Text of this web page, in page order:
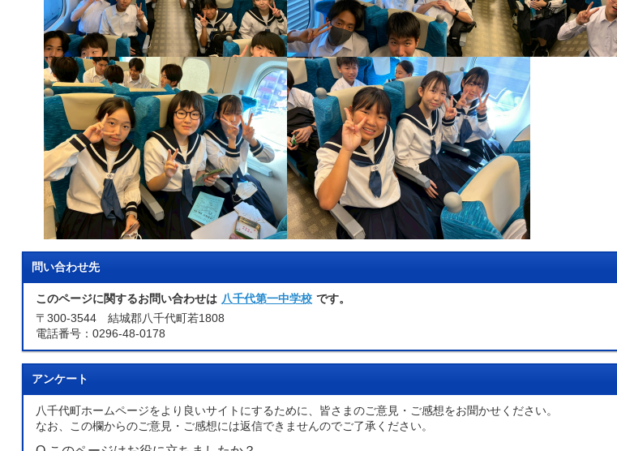
問い合わせ先
このページに関するお問い合わせは 八千代第一中学校 です。
〒300-3544 結城郡八千代町若1808
電話番号：0296-48-0178
アンケート
八千代町ホームページをより良いサイトにするために、皆さまのご意見・ご感想をお聞かせください。
なお、この欄からのご意見・ご感想には返信できませんのでご了承ください。